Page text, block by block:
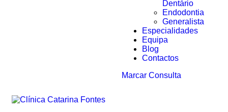
Dentário
Endodontia
Generalista
Especialidades
Equipa
Blog
Contactos
Marcar Consulta